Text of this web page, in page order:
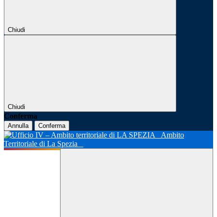
Chiudi
Chiudi
Conferma
Annulla Conferma
Ambito
Territoriale di La Spezia